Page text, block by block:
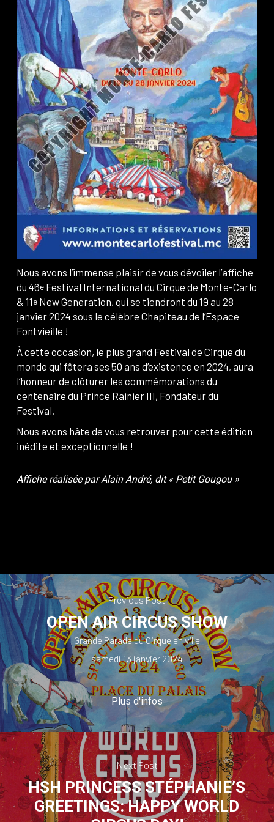
Nous avons l’immense plaisir de vous dévoiler l’affiche
du 46eFestival International du Cirque de Monte-Carlo
& 11eNew Generation, qui se tiendront du 19 au 28
janvier 2024 sous le célèbre Chapiteau de l’Espace
Fontvieille !
À cette occasion, le plus grand Festival de Cirque du
monde qui fêtera ses 50 ans d’existence en 2024, aura
l’honneur de clôturer les commémorations du
centenaire du Prince Rainier III, Fondateur du
Festival.
Nous avons hâte de vous retrouver pour cette édition
inédite et exceptionnelle !
Affiche réalisée par Alain André, dit « Petit Gougou »
Previous Post
OPEN AIR CIRCUS SHOW
Grande Parade du Cirque en ville
samedi 13 janvier 2024
Plus d'infos
Next Post
HSH PRINCESS STÉPHANIE’S
GREETINGS: HAPPY WORLD